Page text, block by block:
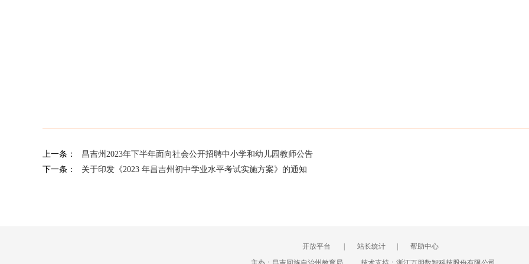
上一条：
昌吉州2023年下半年面向社会公开招聘中小学和幼儿园教师公告
下一条：
关于印发《2023 年昌吉州初中学业水平考试实施方案》的通知
开放平台 站长统计
帮助中心